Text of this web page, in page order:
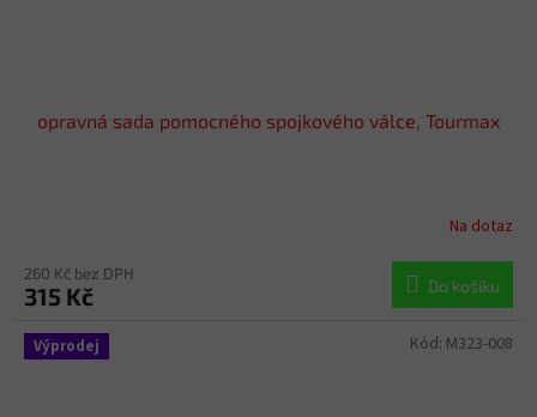
opravná sada pomocného spojkového válce, Tourmax
Na dotaz
260 Kč bez DPH
315 Kč Do košíku
Výprodej Kód: M323-008